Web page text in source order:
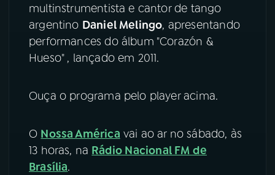
YouTube Facebook
Instagram X
multinstrumentista e cantor de tango
argentino Daniel Melingo, apresentando
performances do álbum "Corazón &
Hueso" , lançado em 2011.
Ouça o programa pelo player acima.
O Nossa América vai ao ar no sábado, às
13 horas, na Rádio Nacional FM de
Brasília.